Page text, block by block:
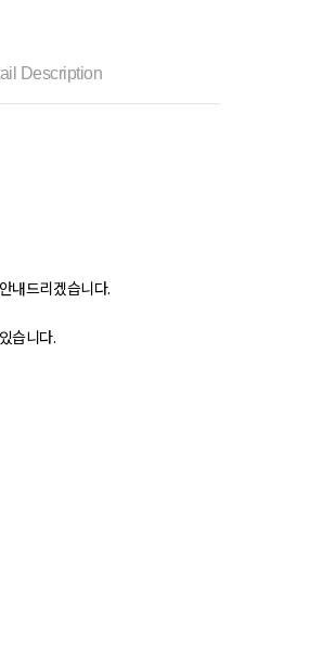
Description
내드리겠습니다.
습니다.